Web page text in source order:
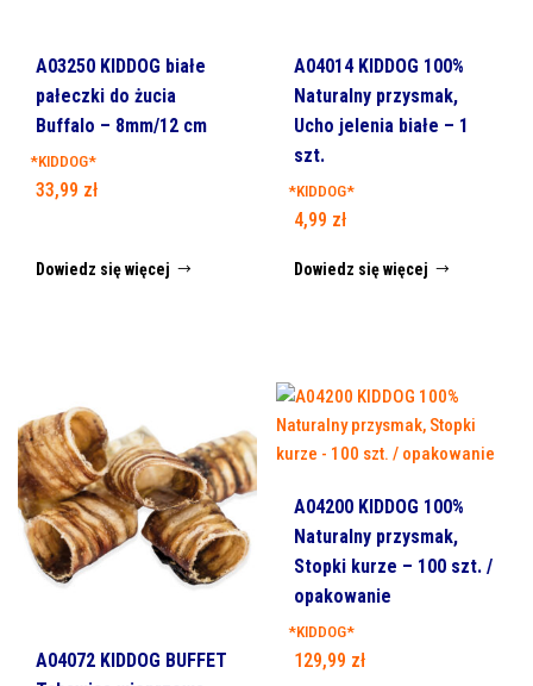
A03250 KIDDOG białe
pałeczki do żucia
Buffalo – 8mm/12 cm
*KIDDOG*
33,99 zł
Dowiedz się więcej
A04014 KIDDOG 100%
Naturalny przysmak,
Ucho jelenia białe – 1
szt.
*KIDDOG*
4,99 zł
Dowiedz się więcej
A04072 KIDDOG BUFFET
A04200 KIDDOG 100%
Naturalny przysmak,
Stopki kurze – 100 szt. /
opakowanie
*KIDDOG*
129,99 zł